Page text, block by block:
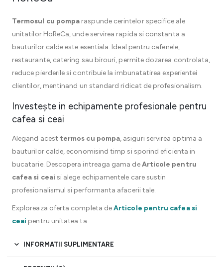
Termosul cu pompa raspunde cerintelor specifice ale
unitatilor HoReCa, unde servirea rapida si constanta a
bauturilor calde este esentiala. Ideal pentru cafenele,
restaurante, catering sau birouri, permite dozarea controlata,
reduce pierderile si contribuie la imbunatatirea experientei
clientilor, mentinand un standard ridicat de profesionalism.
Investește in echipamente profesionale pentru
cafea si ceai
Alegand acest termos cu pompa, asiguri servirea optima a
bauturilor calde, economisind timp si sporind eficienta in
bucatarie. Descopera intreaga gama deArticole pentru
cafea si ceai si alege echipamentele care sustin
profesionalismul si performanta afacerii tale.
Exploreaza oferta completa deArticole pentru cafea si
ceai pentru unitatea ta.
INFORMATII SUPLIMENTARE